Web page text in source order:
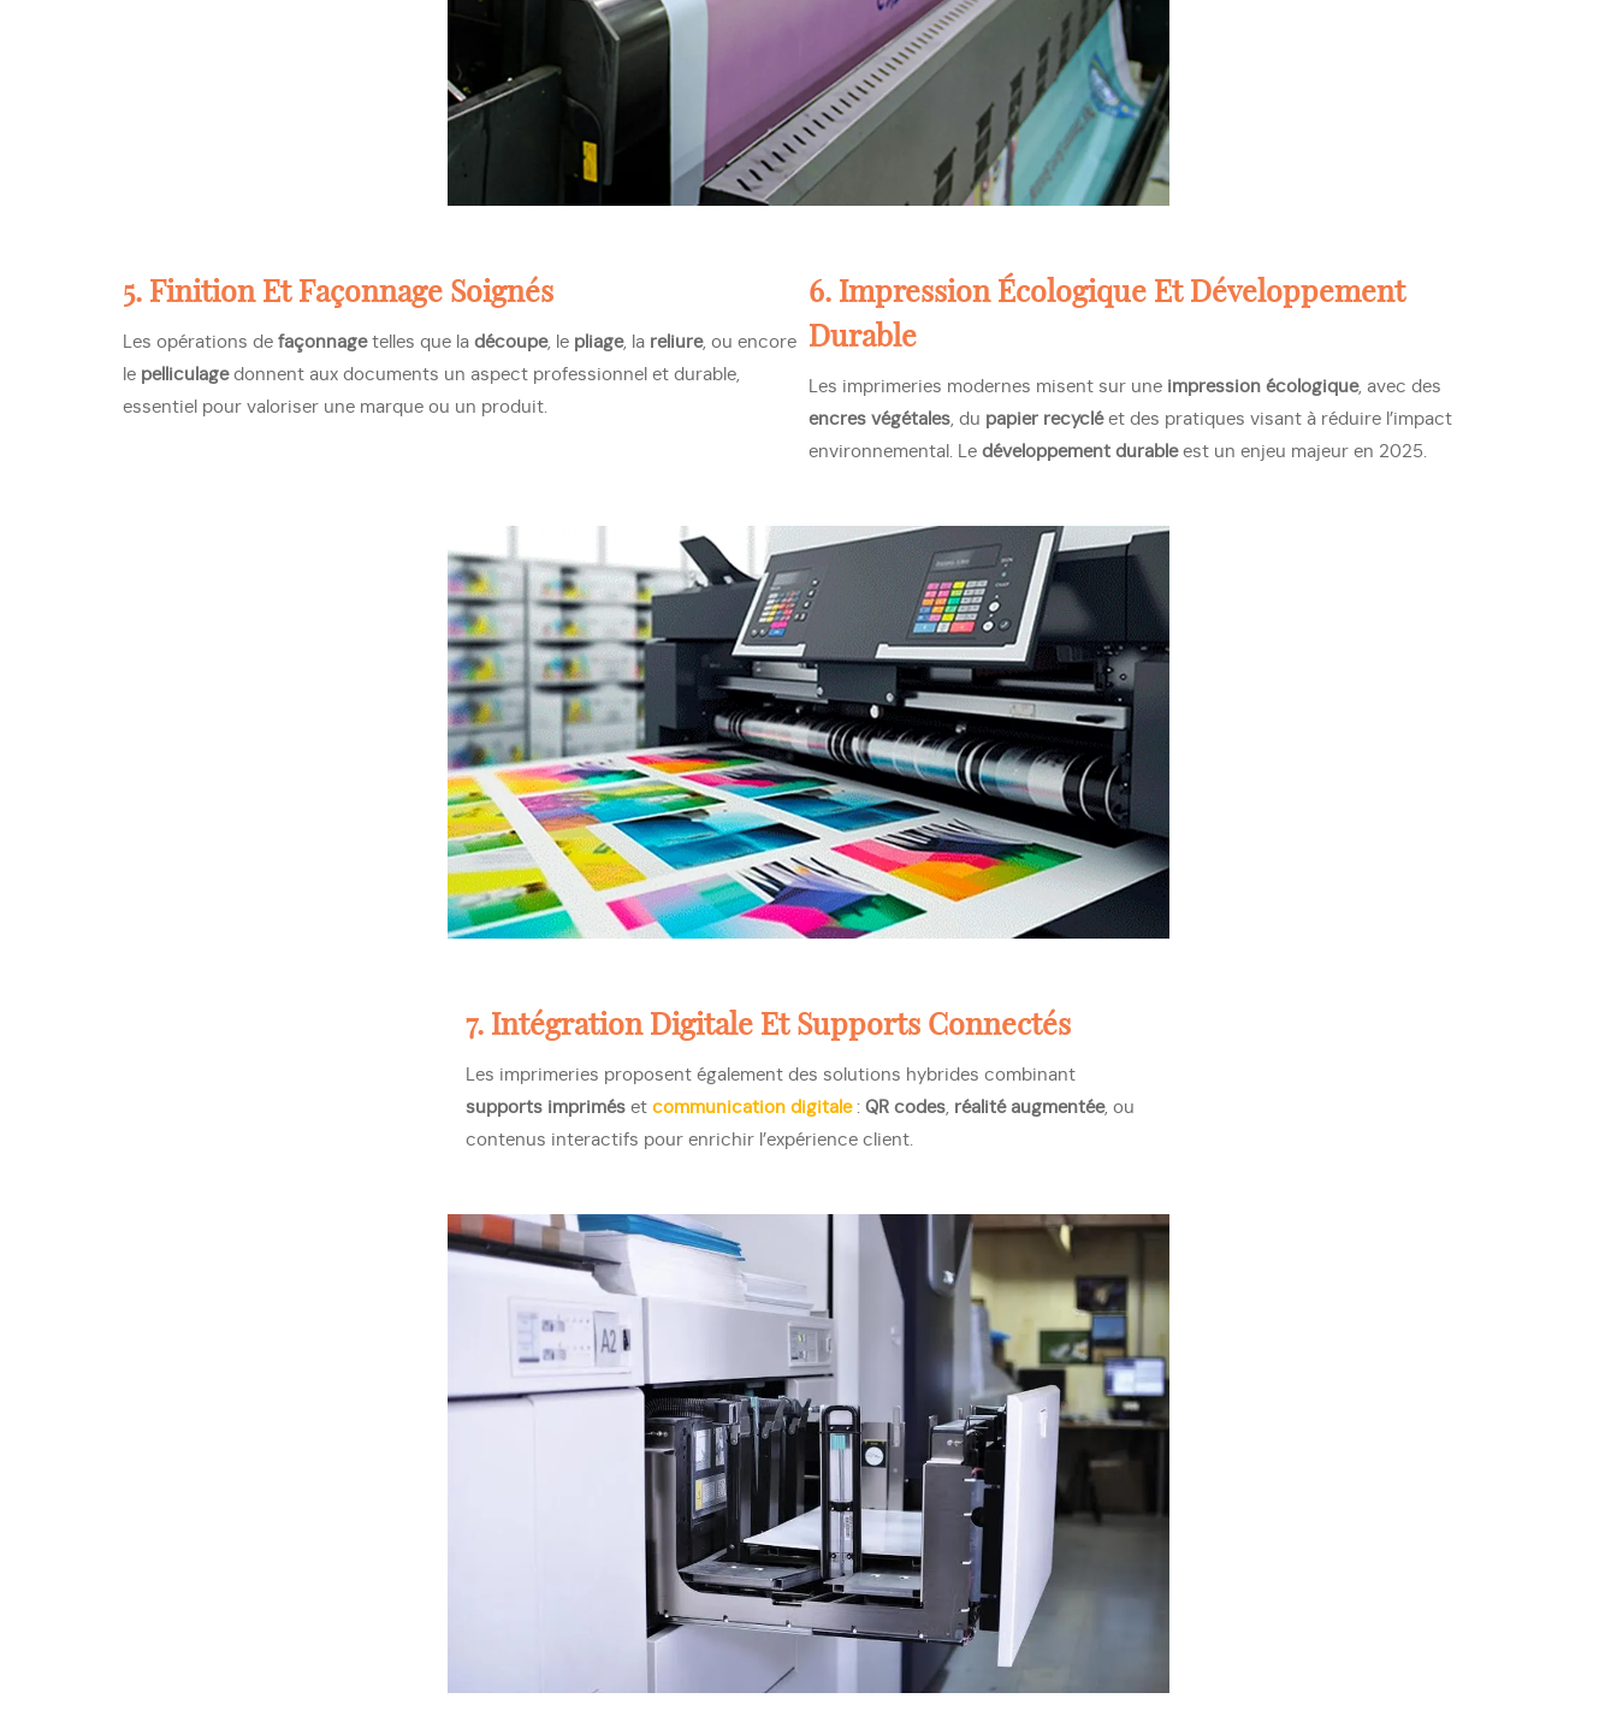
5. Finition Et Façonnage Soignés
Les opérations de façonnagetelles que la découpe, le pliage, la reliure, ou encore
le pelliculagedonnent aux documents un aspect professionnel et durable,
essentiel pour valoriser une marque ou un produit.
6. Impression Écologique Et Développement
Durable
Les imprimeries modernes misent sur une impression écologique, avec des
encres végétales, du papier recycléet des pratiques visant à réduire l’impact
environnemental. Le développement durableest un enjeu majeur en 2025.
7. Intégration Digitale Et Supports Connectés
Les imprimeries proposent également des solutions hybrides combinant
supports imprimés et communication digitale: QR codes, réalité augmentée, ou
contenus interactifs pour enrichir l’expérience client.